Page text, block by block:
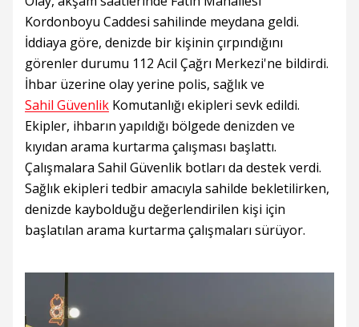
Kordonboyu Caddesi sahilinde meydana geldi.
İddiaya göre, denizde bir kişinin çırpındığını
görenler durumu 112 Acil Çağrı Merkezi'ne bildirdi.
İhbar üzerine olay yerine polis, sağlık ve
Sahil Güvenlik Komutanlığı ekipleri sevk edildi.
Ekipler, ihbarın yapıldığı bölgede denizden ve
kıyıdan arama kurtarma çalışması başlattı.
Çalışmalara Sahil Güvenlik botları da destek verdi.
Sağlık ekipleri tedbir amacıyla sahilde bekletilirken,
denizde kaybolduğu değerlendirilen kişi için
başlatılan arama kurtarma çalışmaları sürüyor.